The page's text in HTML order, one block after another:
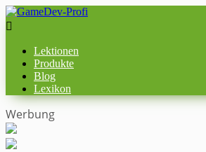

Lektionen
Produkte
Blog
Lexikon
Werbung